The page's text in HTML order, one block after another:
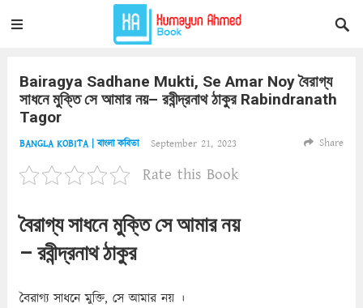
Bairagya Sadhane Mukti, Se Amar Noy বৈরাগ্য
সাধনে মুক্তি সে আমার নয়– রবীন্দ্রনাথ ঠাকুর Rabindranath
Tagor
BANGLA KOBITA | বাংলা কবিতা September 21, 2023 Share
Rate this Book
বৈরাগ্য সাধনে মুক্তি সে আমার নয়
– রবীন্দ্রনাথ ঠাকুর
বৈরাগ্য সাধনে মুক্তি, সে আমার নয় ।